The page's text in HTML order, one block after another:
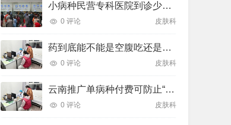
小病种民营专科医院到诊少，怎么做营销推广呢？
0 评论 皮肤科
药到底能不能是空腹吃还是餐后吃？能不能掰开？能不能研碎？
0 评论 皮肤科
云南推广单病种付费可防止“小病大治”
0 评论 皮肤科